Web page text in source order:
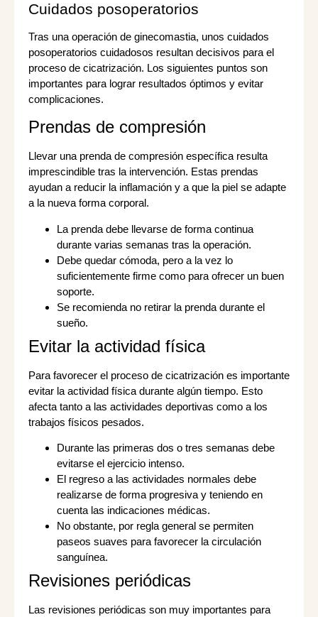
Cuidados posoperatorios
Tras una operación de ginecomastia, unos cuidados
posoperatorios cuidadosos resultan decisivos para el
proceso de cicatrización. Los siguientes puntos son
importantes para lograr resultados óptimos y evitar
complicaciones.
Prendas de compresión
Llevar una prenda de compresión específica resulta
imprescindible tras la intervención. Estas prendas
ayudan a reducir la inflamación y a que la piel se adapte
a la nueva forma corporal.
La prenda debe llevarse de forma continua
durante varias semanas tras la operación.
Debe quedar cómoda, pero a la vez lo
suficientemente firme como para ofrecer un buen
soporte.
Se recomienda no retirar la prenda durante el
sueño.
Evitar la actividad física
Para favorecer el proceso de cicatrización es importante
evitar la actividad física durante algún tiempo. Esto
afecta tanto a las actividades deportivas como a los
trabajos físicos pesados.
Durante las primeras dos o tres semanas debe
evitarse el ejercicio intenso.
El regreso a las actividades normales debe
realizarse de forma progresiva y teniendo en
cuenta las indicaciones médicas.
No obstante, por regla general se permiten
paseos suaves para favorecer la circulación
sanguínea.
Revisiones periódicas
Las revisiones periódicas son muy importantes para